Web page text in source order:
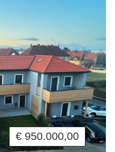
€ 950.000,00